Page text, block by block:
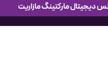
دیجیتال مارکتینگ مازاریت